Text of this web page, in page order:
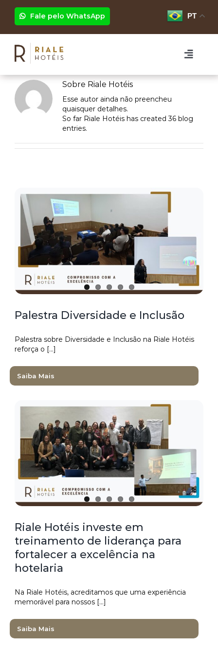
conteúdo
Fale pelo WhatsApp PT
Toggle
HOTÉIS
RIALE BRISA BARRA
RIALE IMPERIAL FLAMENGO
EVENTOS
PROGRAMAÇÃO
FOTOS
GALERIA RIALE BRISA BARRA
GALERIA RIALE IMPERIAL FLAMENGO
PACOTES
CADASTRO COM FATURAMENTO
PRÉ CHECK-IN
Sobre Riale Hotéis
Esse autor ainda não preencheu
quaisquer detalhes.
So far Riale Hotéis has created 36 blog
entries.
Palestra Diversidade e Inclusão
Palestra sobre Diversidade e Inclusão na Riale Hotéis
reforça o [...]
Saiba Mais
Riale Hotéis investe em
treinamento de liderança para
fortalecer a excelência na
hotelaria
Na Riale Hotéis, acreditamos que uma experiência
memorável para nossos [...]
Saiba Mais